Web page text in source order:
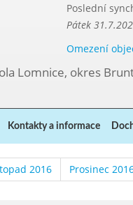
Poslední
Pátek
Omezení
Lomnice, okres
Kontakty a informace
2016 Prosinec